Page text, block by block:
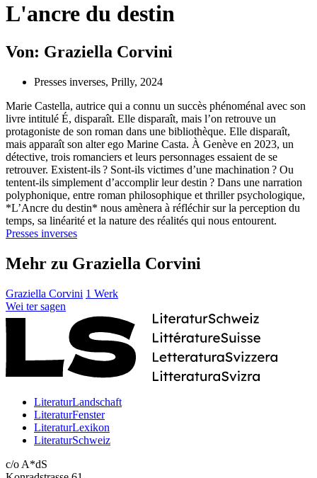
L'ancre du destin
Von: Graziella Corvini
Presses inverses, Prilly, 2024
Marie Castella, autrice qui a connu un succès phénoménal avec son
livre intitulé É, disparaît. Elle disparaît, mais l’on retrouve un
protagoniste de son roman dans une bibliothèque. Elle disparaît,
mais apparaît son alter ego Marine Casta. À Genève en 2023, un
détective, trois romanciers et leurs personnages essaient de se
retrouver. Existent-ils ? Sont-ils victimes d’une machination ? Ou
tentent-ils simplement d’accomplir leur destin ? Dans une narration
polyphonique, entre roman philosophique et thriller psychologique,
*L’Ancre du destin* nous amènera à réfléchir sur la perception du
temps, sa linéarité et la nature des réalités qui nous entourent.
Presses inverses
Mehr zu Graziella Corvini
Graziella Corvini 1 Werk
Wei ter sagen
LiteraturLandschaft
LiteraturFenster
LiteraturLexikon
LiteraturSchweiz
c/o A*dS